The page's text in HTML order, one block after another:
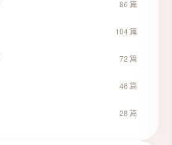
86 篇
104 篇
72 篇
46 篇
28 篇